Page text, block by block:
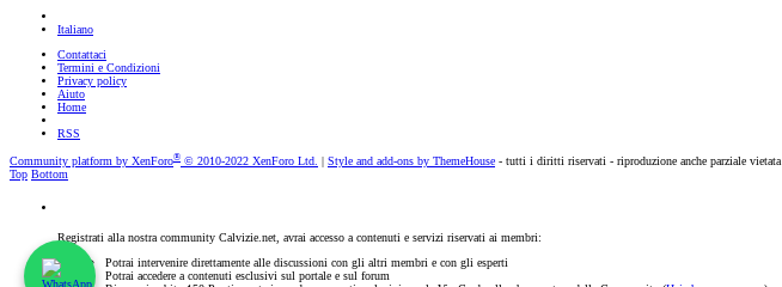
Italiano
Contattaci
Termini e Condizioni
Privacy policy
Aiuto
Home
RSS
Community platform by XenForo® © 2010-2022 XenForo Ltd. Style and add-ons by ThemeHouse - tutti i diritti riservati - riproduzione anche parziale vietata
Top Bottom
Registrati alla nostra community Calvizie.net, avrai accesso a contenuti e servizi riservati ai membri:
Potrai intervenire direttamente alle discussioni con gli altri membri e con gli esperti
Potrai accedere a contenuti esclusivi sul portale e sul forum